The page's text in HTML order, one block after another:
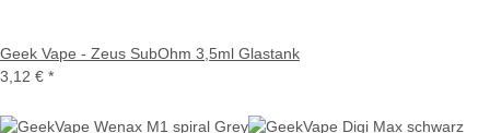
Geek Vape - Zeus SubOhm 3,5ml Glastank
3,12 € *